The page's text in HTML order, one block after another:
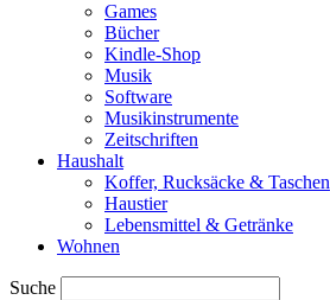
Games
Bücher
Kindle-Shop
Musik
Software
Musikinstrumente
Zeitschriften
Haushalt
Koffer, Rucksäcke & Taschen
Haustier
Lebensmittel & Getränke
Wohnen
Suche